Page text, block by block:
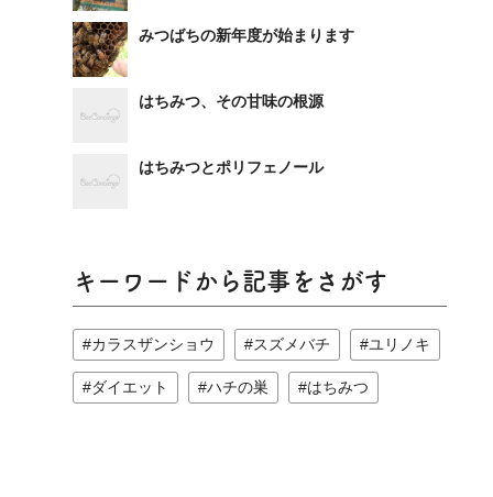
みつばちの新年度が始まります
はちみつ、その甘味の根源
はちみつとポリフェノール
キーワードから記事をさがす
カラスザンショウ スズメバチ ユリノキ
ダイエット ハチの巣 はちみつ